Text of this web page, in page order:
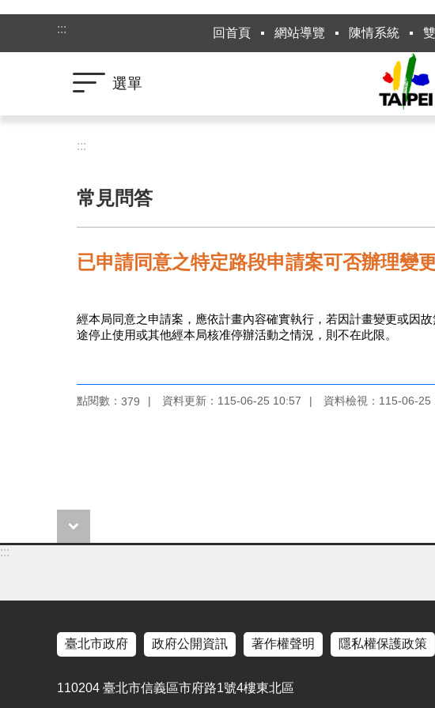
跳到主要內容區塊
:::
回首頁 網站導覽 陳情系統
選單
:::
常見問答
已申請同意之特定路段申請案可否辦理變
經本局同意之申請案，應依計畫內容確實執行，若因計畫變更或因
途停止使用或其他經本局核准停辦活動之情況，則不在此限。
點閱數： 379 資料更新：115-06-25 10:57 資料檢視：115-06-25
:::
臺北市政府 政府公開資訊 著作權聲明 隱私權保護政策
110204 臺北市信義區市府路1號4樓東北區